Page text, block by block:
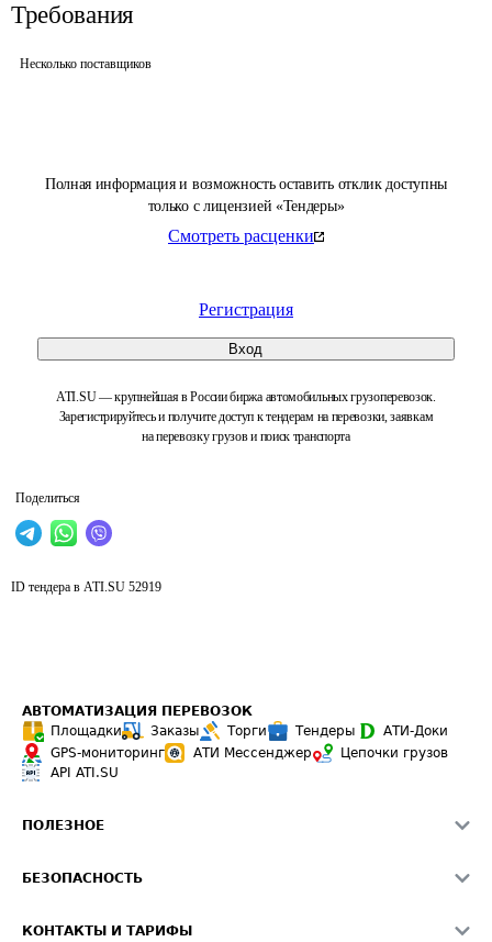
Полная информация и возможность оставить отклик доступны
только с лицензией «Тендеры»
Смотреть расценки
Регистрация
Вход
ATI.SU — крупнейшая в России биржа автомобильных грузоперевозок.
Зарегистрируйтесь и получите доступ к тендерам на перевозки, заявкам
на перевозку грузов и поиск транспорта
Поделиться
Требования
Несколько поставщиков
ID тендера в ATI.SU 52919
АВТОМАТИЗАЦИЯ ПЕРЕВОЗОК
Площадки
Заказы Торги Тендеры
АТИ-Доки
GPS-мониторинг
АТИ Мессенджер
Цепочки грузов
API ATI.SU
ПОЛЕЗНОЕ
Звезды ATI.SU на вашем сайте
БЕЗОПАСНОСТЬ
КОНТАКТЫ И ТАРИФЫ